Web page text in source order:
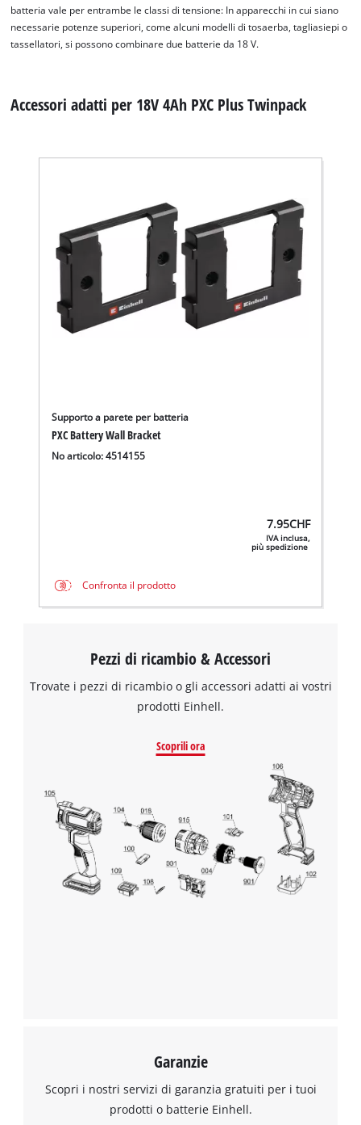
batteria vale per entrambe le classi di tensione: In apparecchi in cui siano
necessarie potenze superiori, come alcuni modelli di tosaerba, tagliasiepi o
tassellatori, si possono combinare due batterie da 18 V.
Accessori adatti per 18V 4Ah PXC Plus Twinpack
Supporto a parete per batteria
PXC Battery Wall Bracket
No articolo: 4514155
7.95CHF
IVA inclusa,
più spedizione
Confronta il prodotto
Pezzi di ricambio & Accessori
Trovate i pezzi di ricambio o gli accessori adatti ai vostri
prodotti Einhell.
Scoprili ora
Garanzie
Scopri i nostri servizi di garanzia gratuiti per i tuoi
prodotti o batterie Einhell.